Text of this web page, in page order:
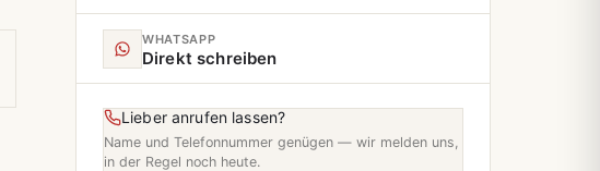
WHATSAPP
Direkt schreiben
Lieber anrufen lassen?
Name und Telefonnummer genügen — wir melden uns,
in der Regel noch heute.